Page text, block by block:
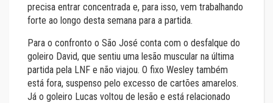
precisa entrar concentrada e, para isso, vem trabalhando
forte ao longo desta semana para a partida.
Para o confronto o São José conta com o desfalque do
goleiro David, que sentiu uma lesão muscular na última
partida pela LNF e não viajou. O fixo Wesley também
está fora, suspenso pelo excesso de cartões amarelos.
Já o goleiro Lucas voltou de lesão e está relacionado